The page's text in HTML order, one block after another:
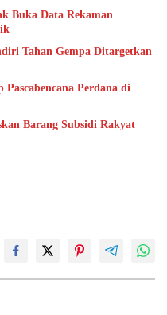
Buka Data Rekaman
Tahan Gempa Ditargetkan
Perdana di
Barang Subsidi Rakyat